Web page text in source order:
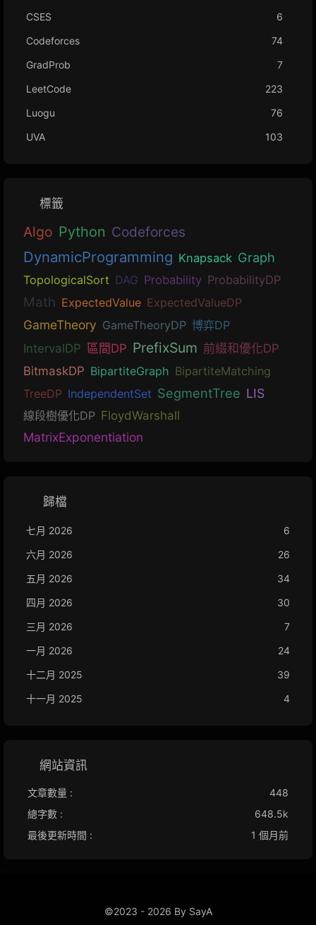
CSES
6
Codeforces
74
GradProb
7
LeetCode
223
Luogu
76
UVA
103
標籤
Algo Python Codeforces
DynamicProgramming Knapsack Graph
TopologicalSort DAG Probability ProbabilityDP
Math ExpectedValue ExpectedValueDP
GameTheory GameTheoryDP 博弈DP
IntervalDP 區間DP PrefixSum 前綴和優化DP
BitmaskDP BipartiteGraph BipartiteMatching
TreeDP IndependentSet SegmentTree LIS
線段樹優化DP FloydWarshall
MatrixExponentiation
歸檔
七月 2026
6
六月 2026
26
五月 2026
34
四月 2026
30
三月 2026
7
一月 2026
24
十二月 2025
39
十一月 2025
4
網站資訊
文章數量 :
448
總字數 :
648.5k
最後更新時間 :
1 個月前
©2023 - 2026 By SayA